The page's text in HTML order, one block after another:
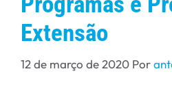
Extensão
12 de março de 2020 Por